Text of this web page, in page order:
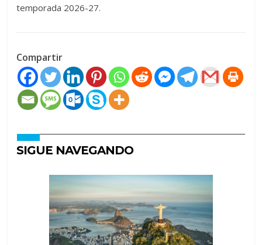
temporada 2026-27.
Compartir
SIGUE NAVEGANDO